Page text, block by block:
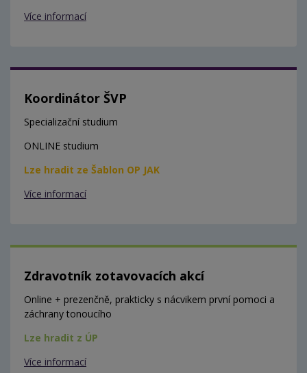
Více informací
Koordinátor ŠVP
Specializační studium
ONLINE studium
Lze hradit ze Šablon OP JAK
Více informací
Zdravotník zotavovacích akcí
Online + prezenčně, prakticky s nácvikem první pomoci a
záchrany tonoucího
Lze hradit z ÚP
Více informací